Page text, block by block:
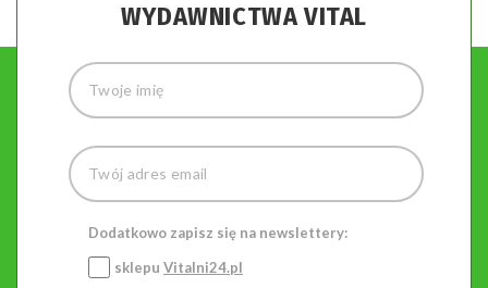
WYDAWNICTWA VITAL
Dodatkowo zapisz się na newslettery:
sklepu Vitalni24.pl